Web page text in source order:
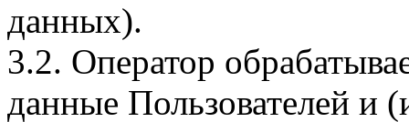
данных).
3.2. Оператор
данные Пользователей и